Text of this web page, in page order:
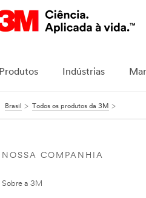
Produtos Indústrias
Brasil Todos os produtos da 3M
NOSSA COMPANHIA
Sobre a 3M